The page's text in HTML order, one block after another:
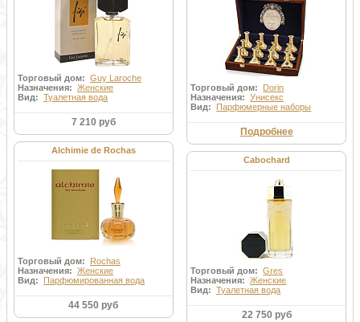
Торговый дом: Guy Laroche
Назначения: Женские
Вид: Туалетная вода
7 210 руб
Торговый дом:
Dorin
Назначения:Унисекс
Вид:
Парфюмерные наборы
Подробнее
Alchimie de Rochas
Торговый дом:
Rochas
Назначения: Женские
Вид:
Парфюмированная вода
44 550 руб
Cabochard
Торговый дом:Gres
Назначения:Женские
Вид:Туалетная вода
22 750 руб